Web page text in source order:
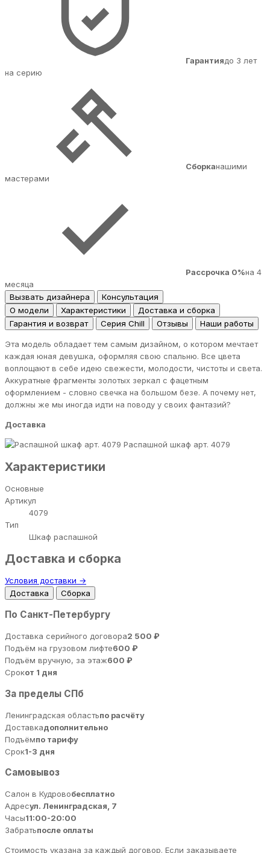
Гарантиядо 3 лет
на серию
Сборканашими
мастерами
Рассрочка 0%на 4
месяца
Вызвать дизайнера
Консультация
О модели
Характеристики
Доставка и сборка
Гарантия и возврат
Серия Chill Отзывы Наши работы
Эта модель обладает тем самым дизайном, о котором мечтает
каждая юная девушка, оформляя свою спальню. Все цвета
воплощают в себе идею свежести, молодости, чистоты и света.
Аккуратные фрагменты золотых зеркал с фацетным
оформлением - словно свечка на большом безе. А почему нет,
должны же мы иногда идти на поводу у своих фантазий?
Доставка
Распашной шкаф арт. 4079
Характеристики
Основные
Артикул
4079
Тип
Шкаф распашной
Доставка и сборка
Условия доставки →
Доставка
Сборка
По Санкт-Петербургу
Доставка серийного договора2 500 ₽
Подъём на грузовом лифте600 ₽
Подъём вручную, за этаж600 ₽
Срокот 1 дня
За пределы СПб
Ленинградская областьпо расчёту
Доставкадополнительно
Подъёмпо тарифу
Срок1-3 дня
Самовывоз
Салон в Кудровобесплатно
Адресул. Ленинградская, 7
Часы11:00-20:00
Забратьпосле оплаты
Стоимость указана за каждый договор. Если заказываете